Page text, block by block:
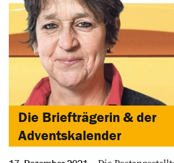
Die Briefträgerin & der
Adventskalender